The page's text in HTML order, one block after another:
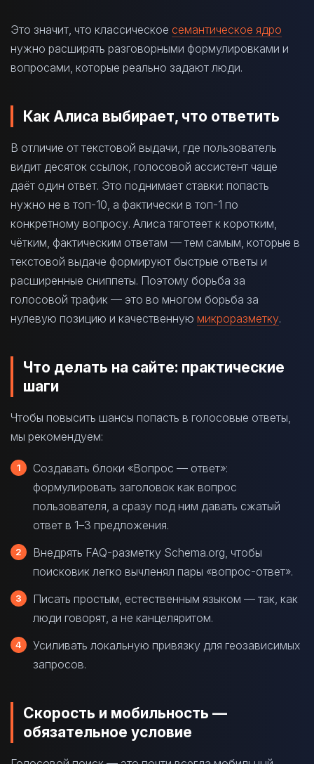
Это значит, что классическое семантическое ядро
нужно расширять разговорными формулировками и
вопросами, которые реально задают люди.
Как Алиса выбирает, что ответить
В отличие от текстовой выдачи, где пользователь
видит десяток ссылок, голосовой ассистент чаще
даёт один ответ. Это поднимает ставки: попасть
нужно не в топ-10, а фактически в топ-1 по
конкретному вопросу. Алиса тяготеет к коротким,
чётким, фактическим ответам — тем самым, которые в
текстовой выдаче формируют быстрые ответы и
расширенные сниппеты. Поэтому борьба за
голосовой трафик — это во многом борьба за
нулевую позицию и качественную микроразметку.
Что делать на сайте: практические
шаги
Чтобы повысить шансы попасть в голосовые ответы,
мы рекомендуем:
Создавать блоки «Вопрос — ответ»:
формулировать заголовок как вопрос
пользователя, а сразу под ним давать сжатый
ответ в 1–3 предложения.
Внедрять FAQ-разметку Schema.org, чтобы
поисковик легко вычленял пары «вопрос-ответ».
Писать простым, естественным языком — так, как
люди говорят, а не канцеляритом.
Усиливать локальную привязку для геозависимых
запросов.
Скорость и мобильность —
обязательное условие